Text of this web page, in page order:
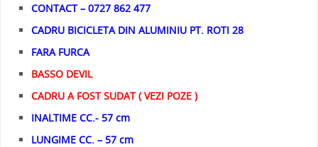
CONTACT – 0727 862 477
CADRU BICICLETA DIN ALUMINIU PT. ROTI 28
FARA FURCA
BASSO DEVIL
CADRU A FOST SUDAT ( VEZI POZE )
INALTIME CC.- 57 cm
LUNGIME CC. – 57 cm